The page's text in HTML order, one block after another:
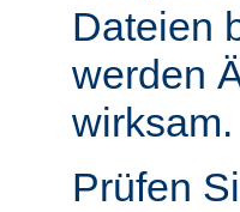
Dateien
werden
wirksam.
Prüfen